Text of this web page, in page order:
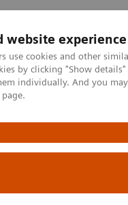
website experience
use cookies and other
by clicking "Show
individually. And you
page.
Клінічні галузі
82